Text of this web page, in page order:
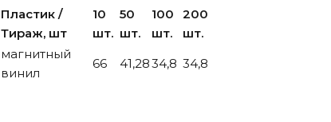
Пластик /
Тираж, шт
10
шт.
50
шт.
100
шт.
200
шт.
магнитный
винил
66 41,2834,8 34,8